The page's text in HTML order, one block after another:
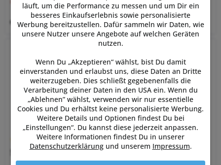
Merken
Shimano TL-FC16 Kurbelmontage Werkzeug
läuft, um die Performance zu messen und um Dir ein
besseres Einkaufserlebnis sowie personalisierte
Werbung bereitzustellen. Dafür sammeln wir Daten, wie
unsere Nutzer unsere Angebote auf welchen Geräten
nutzen.
Wenn Du „Akzeptieren“ wählst, bist Du damit
einverstanden und erlaubst uns, diese Daten an Dritte
weiterzugeben. Dies schließt gegebenenfalls die
Verarbeitung deiner Daten in den USA ein. Wenn du
„Ablehnen” wählst, verwenden wir nur essentielle
Cookies und Du erhältst keine personalisierte Werbung.
Weitere Details und Optionen findest Du bei
„Einstellungen“. Du kannst diese jederzeit anpassen.
Weitere Informationen findest Du in unserer
Datenschutzerklärungund unserem Impressum.